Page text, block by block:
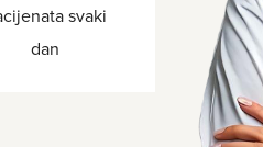
svaki
dan